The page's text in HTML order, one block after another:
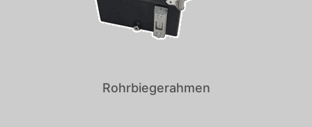
Rohrbiegerahmen